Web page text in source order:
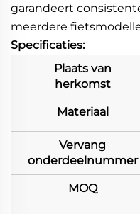
garandeert
meerdere
Specificaties:
Plaats van
herkomst
Materiaal
Vervang
onderdeelnummer
MOQ